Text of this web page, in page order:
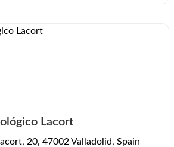
Lacort
20, 47002 Valladolid, Spain